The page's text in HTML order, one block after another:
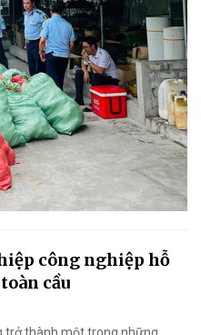
công nghiệp hỗ
cầu